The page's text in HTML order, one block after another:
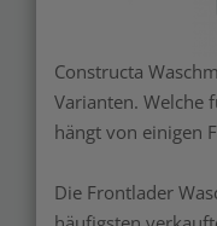
Constructa
Varianten. Welche
hängt von einigen
Die Frontlader